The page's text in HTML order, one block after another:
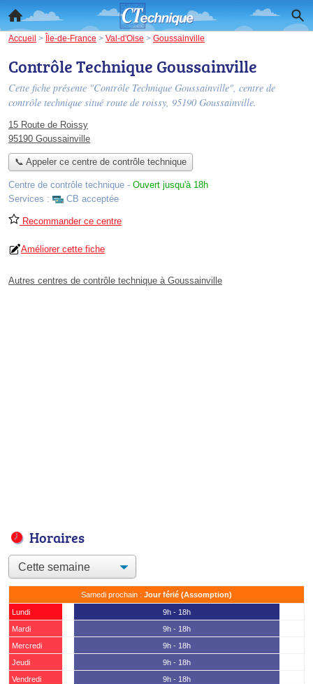
Accueil > Île-de-France > Val-d'Oise > Goussainville
Contrôle Technique Goussainville
Cette fiche présente "Contrôle Technique Goussainville", centre de
contrôle technique situé route de roissy, 95190 Goussainville.
15 Route de Roissy
95190 Goussainville
📞 Appeler ce centre de contrôle technique
Centre de contrôle technique - Ouvert jusqu'à 18h
Services :
CB acceptée
Recommander ce centre
Améliorer cette fiche
Autres centres de contrôle technique à Goussainville
Horaires
Samedi prochain : Jour férié (Assomption)
Lundi
9h - 18h
Mardi
9h - 18h
Mercredi
9h - 18h
Jeudi
9h - 18h
Vendredi
9h - 18h